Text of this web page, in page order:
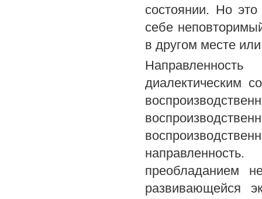
состоянии. Но
себе
в другом месте
Направленность
диалектическим
преобладанием
развивающейся